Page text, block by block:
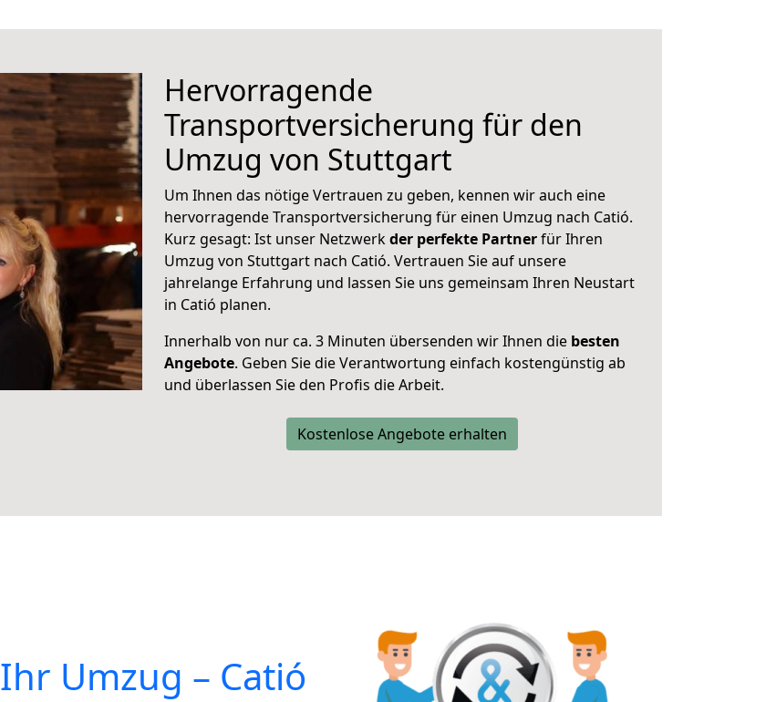
Hervorragende
Transportversicherung für den
Umzug von Stuttgart
Um Ihnen das nötige Vertrauen zu geben, kennen wir auch eine
hervorragende Transportversicherung für einen Umzug nach Catió.
Kurz gesagt: Ist unser Netzwerkder perfekte Partnerfür Ihren
Umzug von Stuttgart nach Catió. Vertrauen Sie auf unsere
jahrelange Erfahrung und lassen Sie uns gemeinsam Ihren Neustart
in Catió planen.
Innerhalb von nur ca. 3 Minuten übersenden wir Ihnen die besten
Angebote. Geben Sie die Verantwortung einfach kostengünstig ab
und überlassen Sie den Profis die Arbeit.
Kostenlose Angebote erhalten
Ihr Umzug – Catió